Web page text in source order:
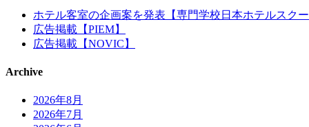
ホテル客室の企画案を発表【専門学校日本ホテルスク
広告掲載【PIEM】
広告掲載【NOVIC】
Archive
2026年8月
2026年7月